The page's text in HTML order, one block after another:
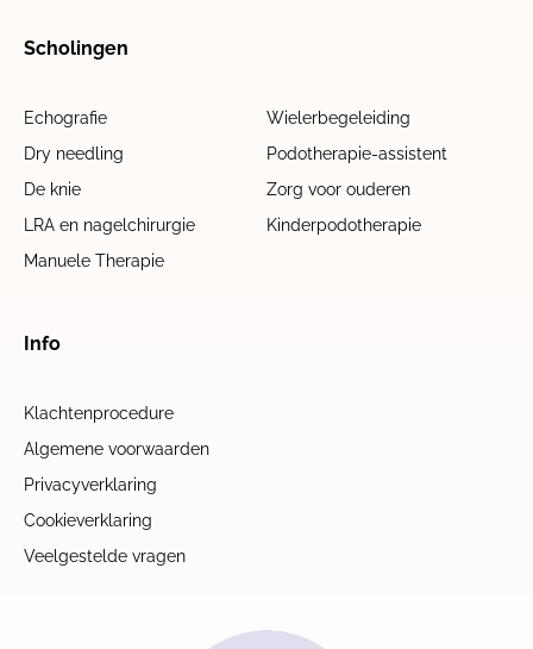
Scholingen
Echografie
Wielerbegeleiding
Dry needling
Podotherapie-assistent
De knie
Zorg voor ouderen
LRA en nagelchirurgie
Kinderpodotherapie
Manuele Therapie
Info
Klachtenprocedure
Algemene voorwaarden
Privacyverklaring
Cookieverklaring
Veelgestelde vragen